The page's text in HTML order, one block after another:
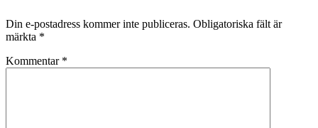
Din e-postadress kommer inte publiceras. Obligatoriska fält är
märkta *
Kommentar *